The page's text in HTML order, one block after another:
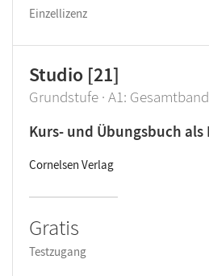
Einzellizenz
Studio [21]
Grundstufe · A1: Gesamtband
Kurs- und Übungsbuch als
Cornelsen Verlag
Gratis
Testzugang